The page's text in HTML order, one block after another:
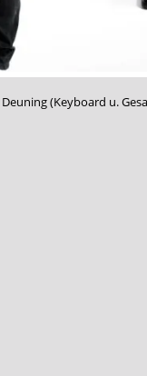
(Keyboard u.